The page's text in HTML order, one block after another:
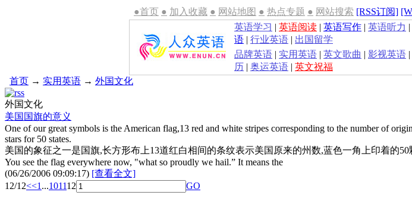
●首页 ● 加入收藏 ● 网站地图 ● 热点专题 ● 网站搜索 [RSS订阅]
英语学习 | 英语阅读 | 英语写作 | 英语听力 |
语 | 行业英语 | 出国留学
品牌英语 | 实用英语 | 英文歌曲 | 影视英语 |
历 | 奥运英语 | 英文祝福
首页 → 实用英语 → 外国文化
外国文化
美国国旗的意义
One of our great symbols is the American flag,13 red and white stripes corresponding to the number of
stars for 50 states.
美国的象征之一是国旗,长方形布上13道红白相间的条纹表示美国原来的州数,蓝色一角上印着的50
You see the flag everywhere now, "what so proudly we hail.” It means the
(06/26/2006 09:09:17) [查看全文]
12/12<<1 ...101112 GO